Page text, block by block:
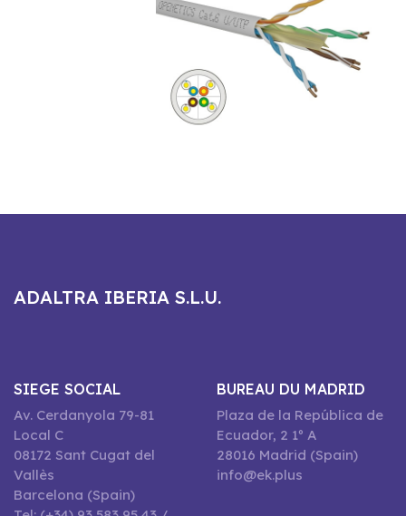
ADALTRA IBERIA S.L.U.
SIEGE SOCIAL
Av. Cerdanyola 79-81
Local C
08172 Sant Cugat del
Vallès
Barcelona (Spain)
BUREAU DU MADRID
Plaza de la República de
Ecuador, 2 1º A
28016 Madrid (Spain)
info@ek.plus